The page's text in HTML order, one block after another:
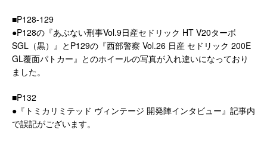
■P128-129
●P128の『あぶない刑事Vol.9日産セドリック HT V20ターボ
SGL（黒）』とP129の『西部警察 Vol.26 日産 セドリック 200E
GL覆面パトカー』とのホイールの写真が入れ違いになっており
ました。
■P132
●『トミカリミテッド ヴィンテージ 開発陣インタビュー』記事内
で誤記がございます。